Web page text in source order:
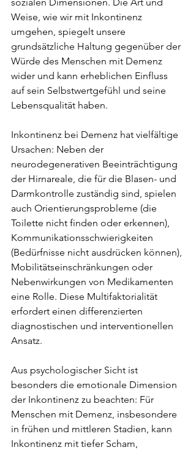
Weise, wie wir mit Inkontinenz
umgehen, spiegelt unsere
grundsätzliche Haltung gegenüber der
Würde des Menschen mit Demenz
wider und kann erheblichen Einfluss
auf sein Selbstwertgefühl und seine
Lebensqualität haben.
Inkontinenz bei Demenz hat vielfältige
Ursachen: Neben der
neurodegenerativen Beeinträchtigung
der Hirnareale, die für die Blasen- und
Darmkontrolle zuständig sind, spielen
auch Orientierungsprobleme (die
Toilette nicht finden oder erkennen),
Kommunikationsschwierigkeiten
(Bedürfnisse nicht ausdrücken können),
Mobilitätseinschränkungen oder
Nebenwirkungen von Medikamenten
eine Rolle. Diese Multifaktorialität
erfordert einen differenzierten
diagnostischen und interventionellen
Ansatz.
Aus psychologischer Sicht ist
besonders die emotionale Dimension
der Inkontinenz zu beachten: Für
Menschen mit Demenz, insbesondere
in frühen und mittleren Stadien, kann
Inkontinenz mit tiefer Scham,